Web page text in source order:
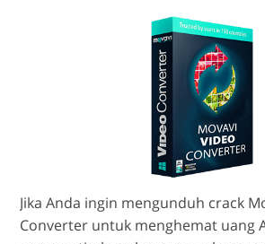
Jika Anda ingin mengunduh crack
Converter untuk menghemat uang